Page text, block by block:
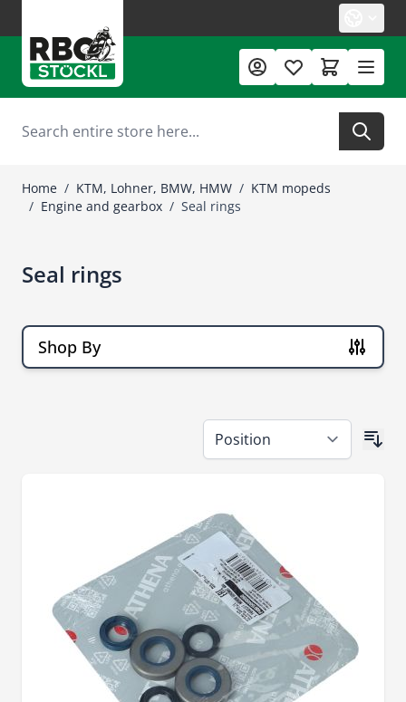
Search
Home / KTM, Lohner, BMW, HMW / KTM mopeds
/ Engine and gearbox / Seal rings
Seal rings
Shop By